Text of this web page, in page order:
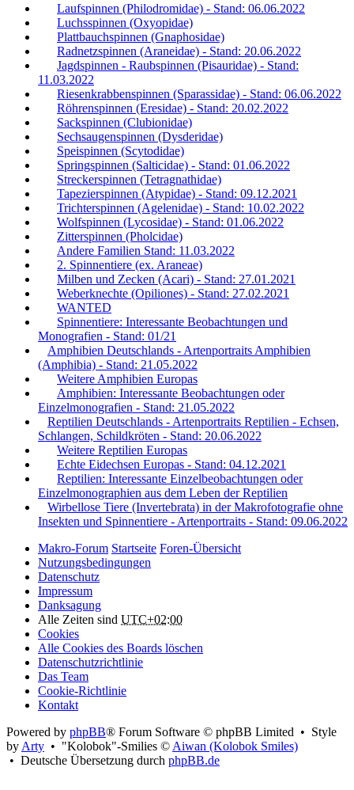
Laufspinnen (Philodromidae) - Stand: 06.06.2022
Luchsspinnen (Oxyopidae)
Plattbauchspinnen (Gnaphosidae)
Radnetzspinnen (Araneidae) - Stand: 20.06.2022
Jagdspinnen - Raubspinnen (Pisauridae) - Stand:
11.03.2022
Riesenkrabbenspinnen (Sparassidae) - Stand: 06.06.2022
Röhrenspinnen (Eresidae) - Stand: 20.02.2022
Sackspinnen (Clubionidae)
Sechsaugenspinnen (Dysderidae)
Speispinnen (Scytodidae)
Springspinnen (Salticidae) - Stand: 01.06.2022
Streckerspinnen (Tetragnathidae)
Tapezierspinnen (Atypidae) - Stand: 09.12.2021
Trichterspinnen (Agelenidae) - Stand: 10.02.2022
Wolfspinnen (Lycosidae) - Stand: 01.06.2022
Zitterspinnen (Pholcidae)
Andere Familien Stand: 11.03.2022
2. Spinnentiere (ex. Araneae)
Milben und Zecken (Acari) - Stand: 27.01.2021
Weberknechte (Opiliones) - Stand: 27.02.2021
WANTED
Spinnentiere: Interessante Beobachtungen und
Monografien - Stand: 01/21
Amphibien Deutschlands - Artenportraits Amphibien
(Amphibia) - Stand: 21.05.2022
Weitere Amphibien Europas
Amphibien: Interessante Beobachtungen oder
Einzelmonografien - Stand: 21.05.2022
Reptilien Deutschlands - Artenportraits Reptilien - Echsen,
Schlangen, Schildkröten - Stand: 20.06.2022
Weitere Reptilien Europas
Echte Eidechsen Europas - Stand: 04.12.2021
Reptilien: Interessante Einzelbeobachtungen oder
Einzelmonographien aus dem Leben der Reptilien
Wirbellose Tiere (Invertebrata) in der Makrofotografie ohne
Insekten und Spinnentiere - Artenportraits - Stand: 09.06.2022
Makro-Forum Startseite Foren-Übersicht
Nutzungsbedingungen
Datenschutz
Impressum
Danksagung
Alle Zeiten sind UTC+02:00
Cookies
Alle Cookies des Boards löschen
Datenschutzrichtlinie
Das Team
Cookie-Richtlinie
Kontakt
Powered by phpBB® Forum Software © phpBB Limited • Style
by Arty • "Kolobok"-Smilies © Aiwan (Kolobok Smiles)
• Deutsche Übersetzung durch phpBB.de